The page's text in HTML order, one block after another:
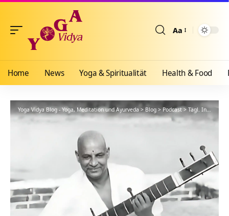
Aa
Home News Yoga & Spiritualität Health & Food
Yoga Vidya Blog - Yoga, Meditation und Ayurveda >Blog>Podcast>Tägl. Inspiration